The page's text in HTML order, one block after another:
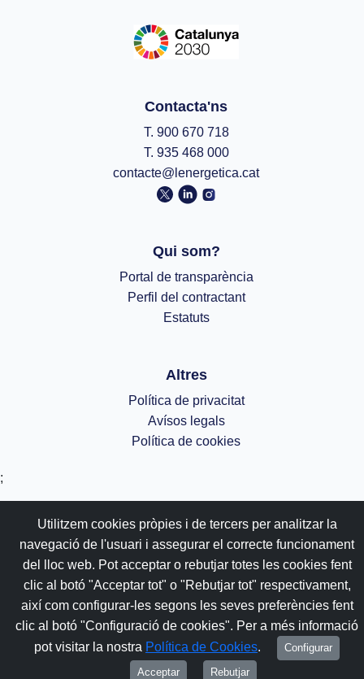
Contacta'ns
T. 900 670 718
T. 935 468 000
contacte@lenergetica.cat
Qui som?
Portal de transparència
Perfil del contractant
Estatuts
Altres
Política de privacitat
Avísos legals
Política de cookies
Utilitzem cookies pròpies i de tercers per analitzar la
navegació de l'usuari i assegurar el correcte funcionament
del lloc web. Pot acceptar o rebutjar totes les cookies fent
clic al botó "Acceptar tot" o "Rebutjar tot" respectivament,
així com configurar-les segons les seves preferències fent
clic al botó "Configuració de cookies". Per a més informació
pot visitar la nostra Política de Cookies. Configurar
Acceptar Rebutjar
;